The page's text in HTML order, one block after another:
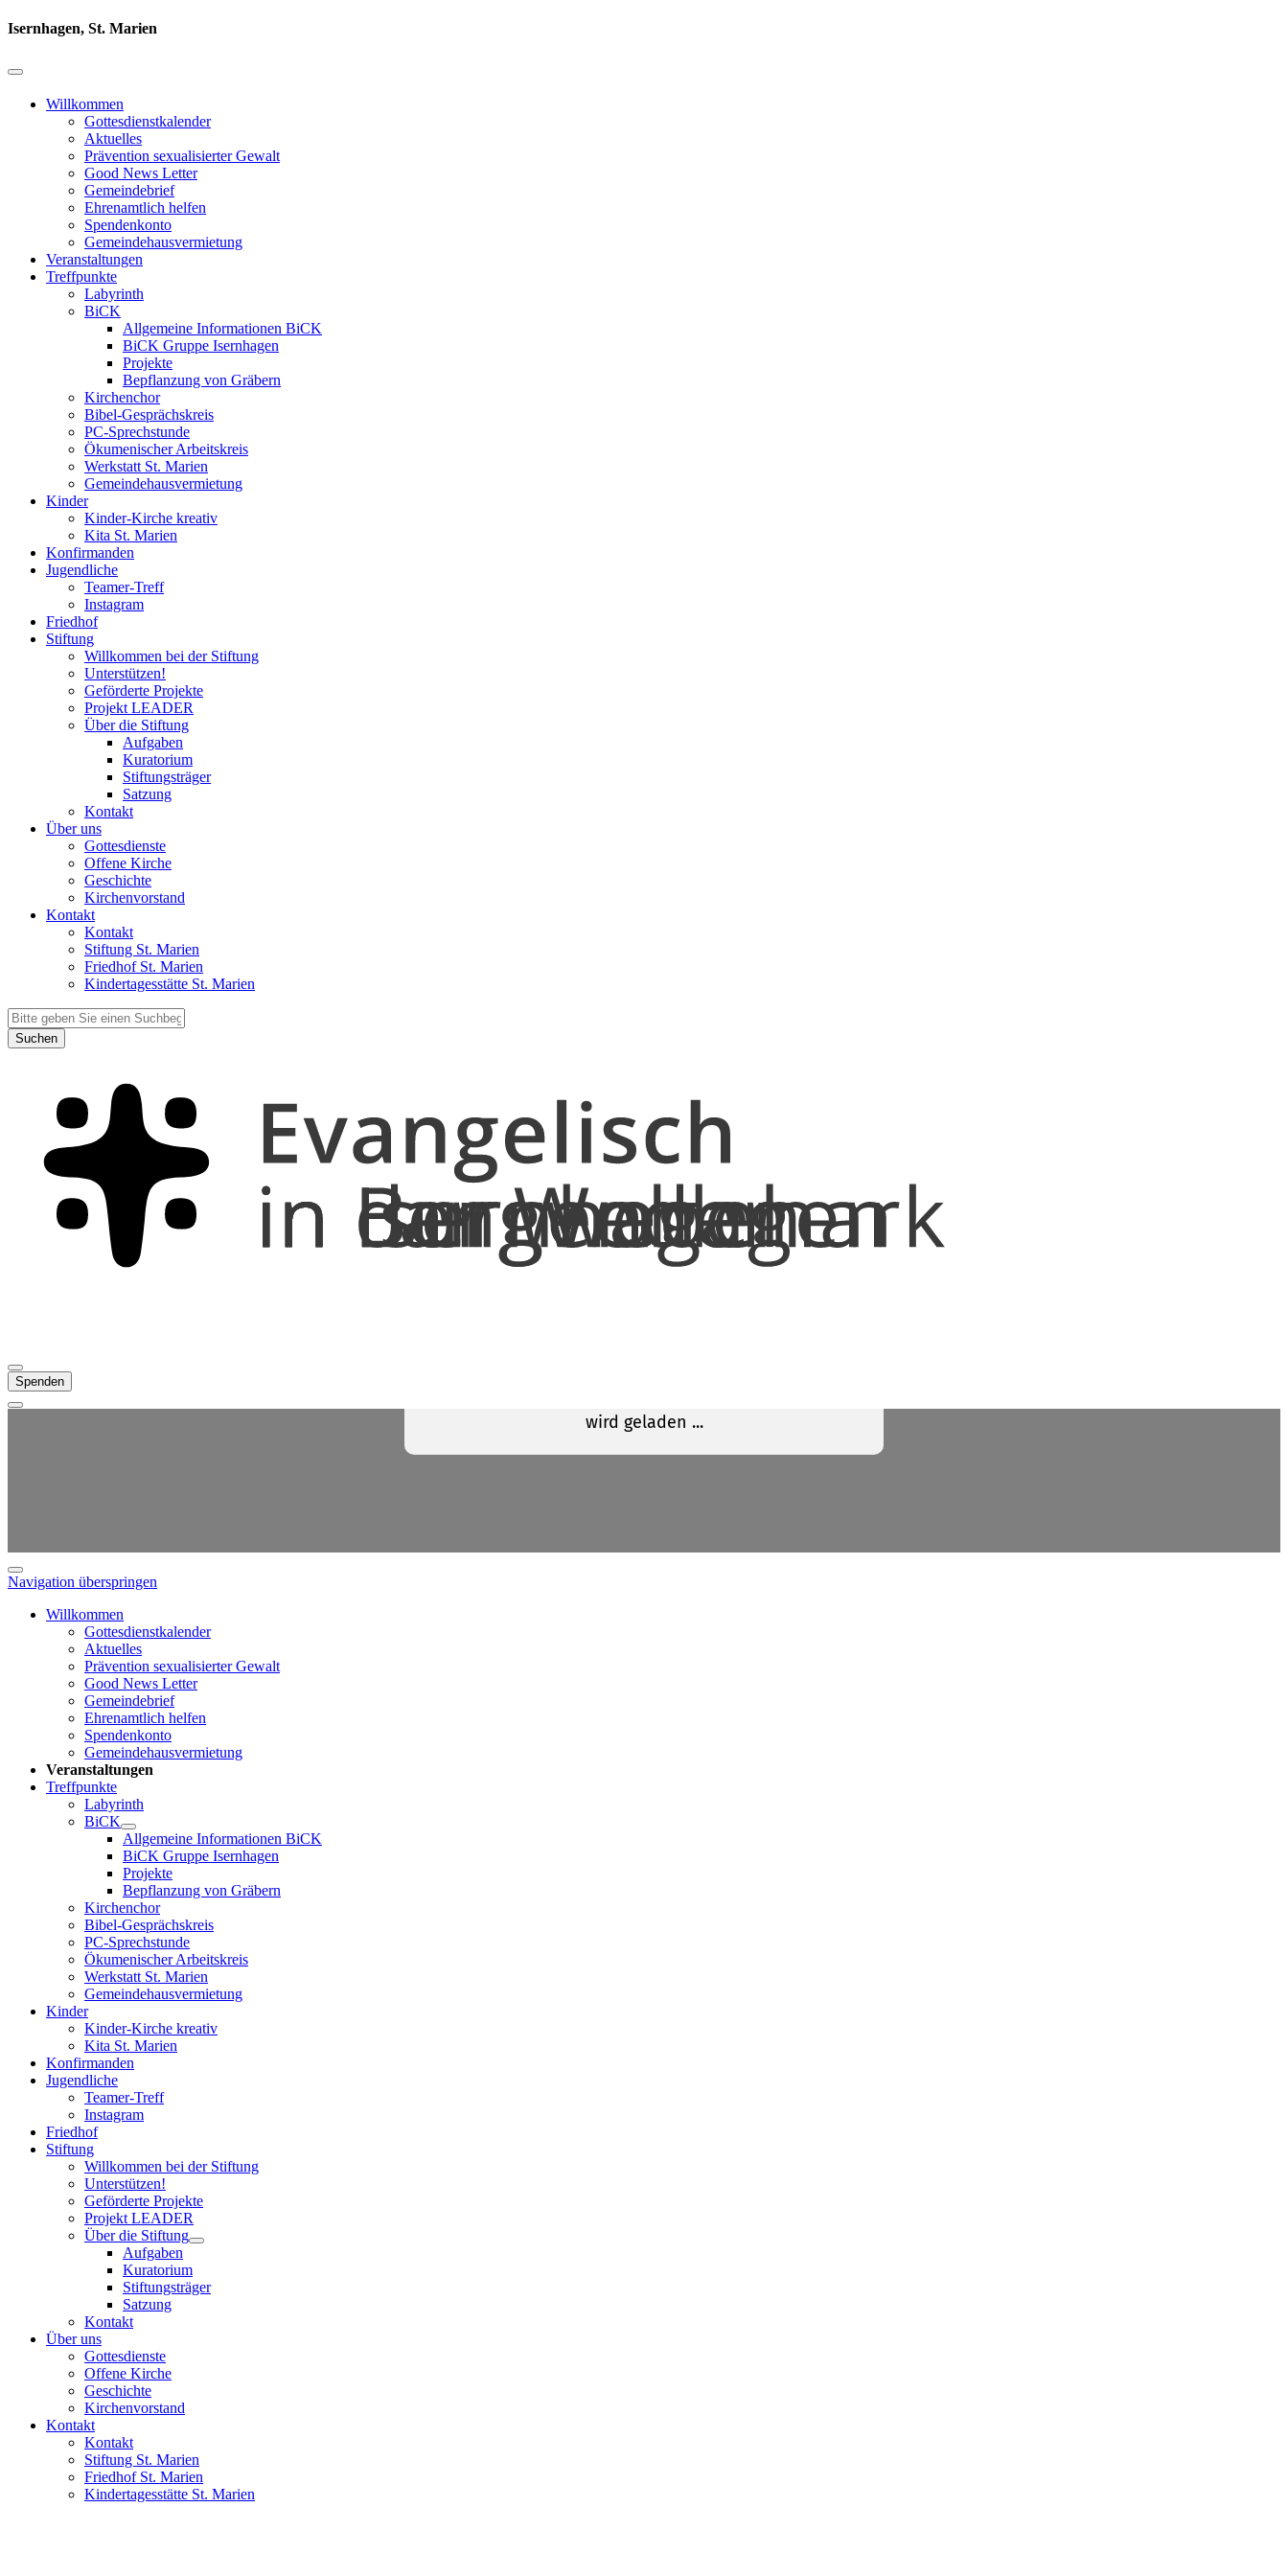
Isernhagen, St. Marien
Willkommen
Gottesdienstkalender
Aktuelles
Prävention sexualisierter Gewalt
Good News Letter
Gemeindebrief
Ehrenamtlich helfen
Spendenkonto
Gemeindehausvermietung
Veranstaltungen
Treffpunkte
Labyrinth
BiCK
Allgemeine Informationen BiCK
BiCK Gruppe Isernhagen
Projekte
Bepflanzung von Gräbern
Kirchenchor
Bibel-Gesprächskreis
PC-Sprechstunde
Ökumenischer Arbeitskreis
Werkstatt St. Marien
Gemeindehausvermietung
Kinder
Kinder-Kirche kreativ
Kita St. Marien
Konfirmanden
Jugendliche
Teamer-Treff
Instagram
Friedhof
Stiftung
Willkommen bei der Stiftung
Unterstützen!
Geförderte Projekte
Projekt LEADER
Über die Stiftung
Aufgaben
Kuratorium
Stiftungsträger
Satzung
Kontakt
Über uns
Gottesdienste
Offene Kirche
Geschichte
Kirchenvorstand
Kontakt
Kontakt
Stiftung St. Marien
Friedhof St. Marien
Kindertagesstätte St. Marien
Suchen
Spenden
Navigation überspringen
Willkommen
Gottesdienstkalender
Aktuelles
Prävention sexualisierter Gewalt
Good News Letter
Gemeindebrief
Ehrenamtlich helfen
Spendenkonto
Gemeindehausvermietung
Veranstaltungen
Treffpunkte
Labyrinth
BiCK
Allgemeine Informationen BiCK
BiCK Gruppe Isernhagen
Projekte
Bepflanzung von Gräbern
Kirchenchor
Bibel-Gesprächskreis
PC-Sprechstunde
Ökumenischer Arbeitskreis
Werkstatt St. Marien
Gemeindehausvermietung
Kinder
Kinder-Kirche kreativ
Kita St. Marien
Konfirmanden
Jugendliche
Teamer-Treff
Instagram
Friedhof
Stiftung
Willkommen bei der Stiftung
Unterstützen!
Geförderte Projekte
Projekt LEADER
Über die Stiftung
Aufgaben
Kuratorium
Stiftungsträger
Satzung
Kontakt
Über uns
Gottesdienste
Offene Kirche
Geschichte
Kirchenvorstand
Kontakt
Kontakt
Stiftung St. Marien
Friedhof St. Marien
Kindertagesstätte St. Marien